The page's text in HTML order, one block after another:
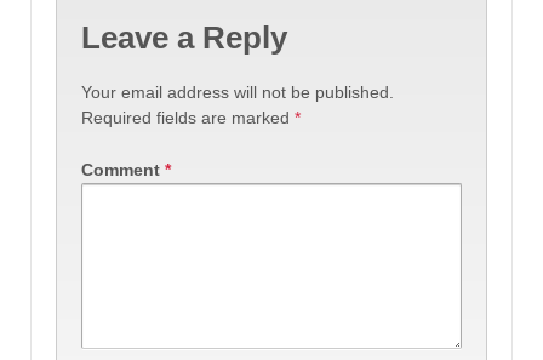
Leave a Reply
Your email address will not be published.
Required fields are marked *
Comment *